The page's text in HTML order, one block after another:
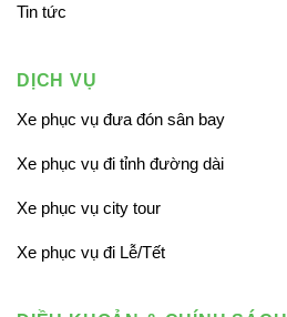
Tin tức
DỊCH VỤ
Xe phục vụ đưa đón sân bay
Xe phục vụ đi tỉnh đường dài
Xe phục vụ city tour
Xe phục vụ đi Lễ/Tết